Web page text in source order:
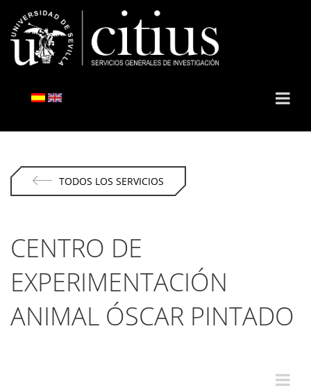
TODOS LOS SERVICIOS
CENTRO DE
EXPERIMENTACIÓN
ANIMAL ÓSCAR PINTADO